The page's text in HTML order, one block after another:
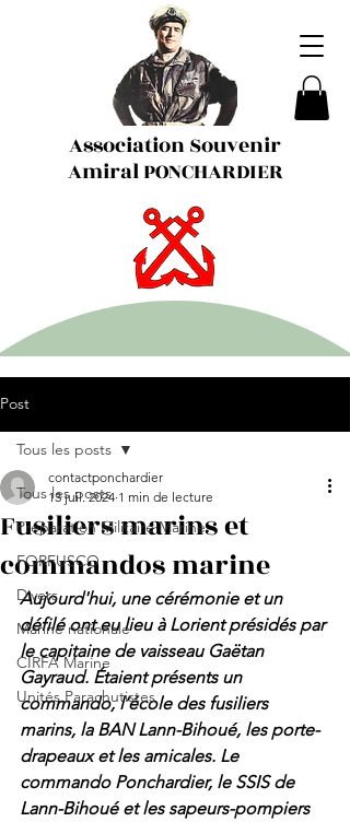
Association Souvenir
Amiral PONCHARDIER
Post
Tous les posts
Préparation Militaire Marine
FORFUSCO
Divers
Marine nationale
CIRFA Marine
Unités Parachutistes
Tous les posts
Fusiliers marins et
commandos marine
contactponchardier
13 juil. 2024 1 min de lecture
Aujourd'hui, une cérémonie et un
défilé ont eu lieu à Lorient présidés par
le capitaine de vaisseau Gaëtan
Gayraud. Étaient présents un
commando, l’école des fusiliers
marins, la BAN Lann-Bihoué, les porte-
drapeaux et les amicales. Le
commando Ponchardier, le SSIS de
Lann-Bihoué et les sapeurs-pompiers